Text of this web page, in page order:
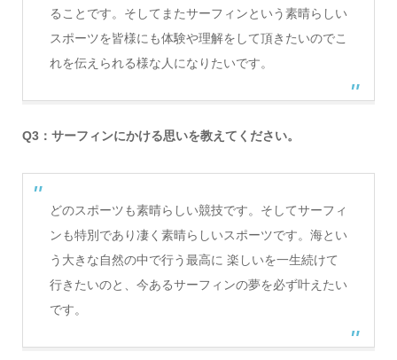
ることです。そしてまたサーフィンという素晴らしい
スポーツを皆様にも体験や理解をして頂きたいのでこ
れを伝えられる様な人になりたいです。
Q3：サーフィンにかける思いを教えてください。
どのスポーツも素晴らしい競技です。そしてサーフィ
ンも特別であり凄く素晴らしいスポーツです。海とい
う大きな自然の中で行う最高に 楽しいを一生続けて
行きたいのと、今あるサーフィンの夢を必ず叶えたい
です。